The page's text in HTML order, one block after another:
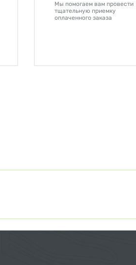
Мы помогаем вам провести
тщательную приемку
оплаченного заказа